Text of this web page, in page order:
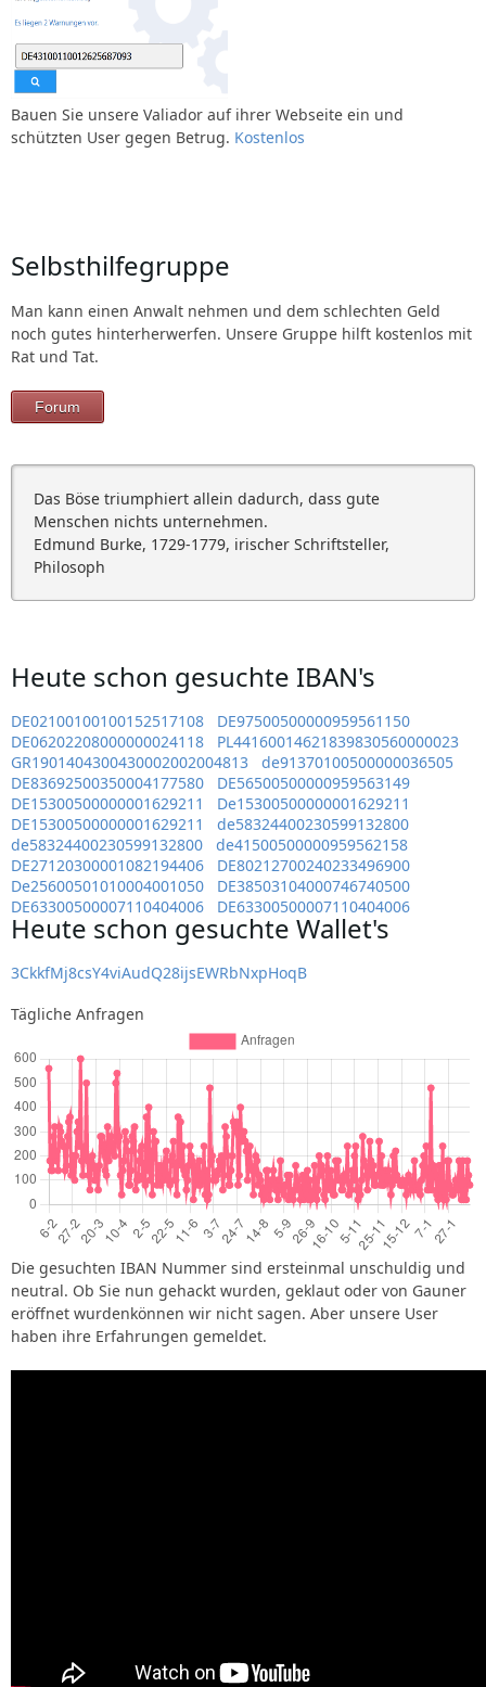
Bauen Sie unsere Valiador auf ihrer Webseite ein und
schützten User gegen Betrug. Kostenlos
Selbsthilfegruppe
Man kann einen Anwalt nehmen und dem schlechten Geld
noch gutes hinterherwerfen. Unsere Gruppe hilft kostenlos mit
Rat und Tat.
Forum
Das Böse triumphiert allein dadurch, dass gute
Menschen nichts unternehmen.
Edmund Burke, 1729-1779, irischer Schriftsteller,
Philosoph
Heute schon gesuchte IBAN's
DE02100100100152517108
DE97500500000959561150
DE06202208000000024118
PL44160014621839830560000023
GR1901404300430002002004813
de91370100500000036505
DE83692500350004177580
DE56500500000959563149
DE15300500000001629211
De15300500000001629211
DE15300500000001629211
de58324400230599132800
de58324400230599132800
de41500500000959562158
DE27120300001082194406
DE80212700240233496900
De25600501010004001050
DE38503104000746740500
DE63300500007110404006
DE63300500007110404006
Heute schon gesuchte Wallet's
3CkkfMj8csY4viAudQ28ijsEWRbNxpHoqB
Tägliche Anfragen
Die gesuchten IBAN Nummer sind ersteinmal unschuldig und
neutral. Ob Sie nun gehackt wurden, geklaut oder von Gauner
eröffnet wurdenkönnen wir nicht sagen. Aber unsere User
haben ihre Erfahrungen gemeldet.